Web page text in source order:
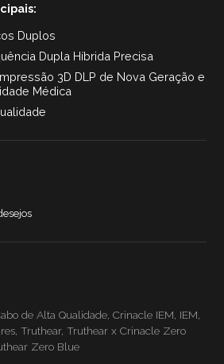
€.
é:
48,90 €.
Duplos
Dupla Híbrida Precisa
3D DLP de Nova Geração e
Médica
de Alta Qualidade ,Crinacle IEM IEM
,Truthear,Truthear x Crinacle Zero
Zero Blue